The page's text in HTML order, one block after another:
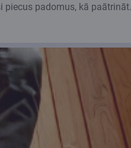
padomus, kā